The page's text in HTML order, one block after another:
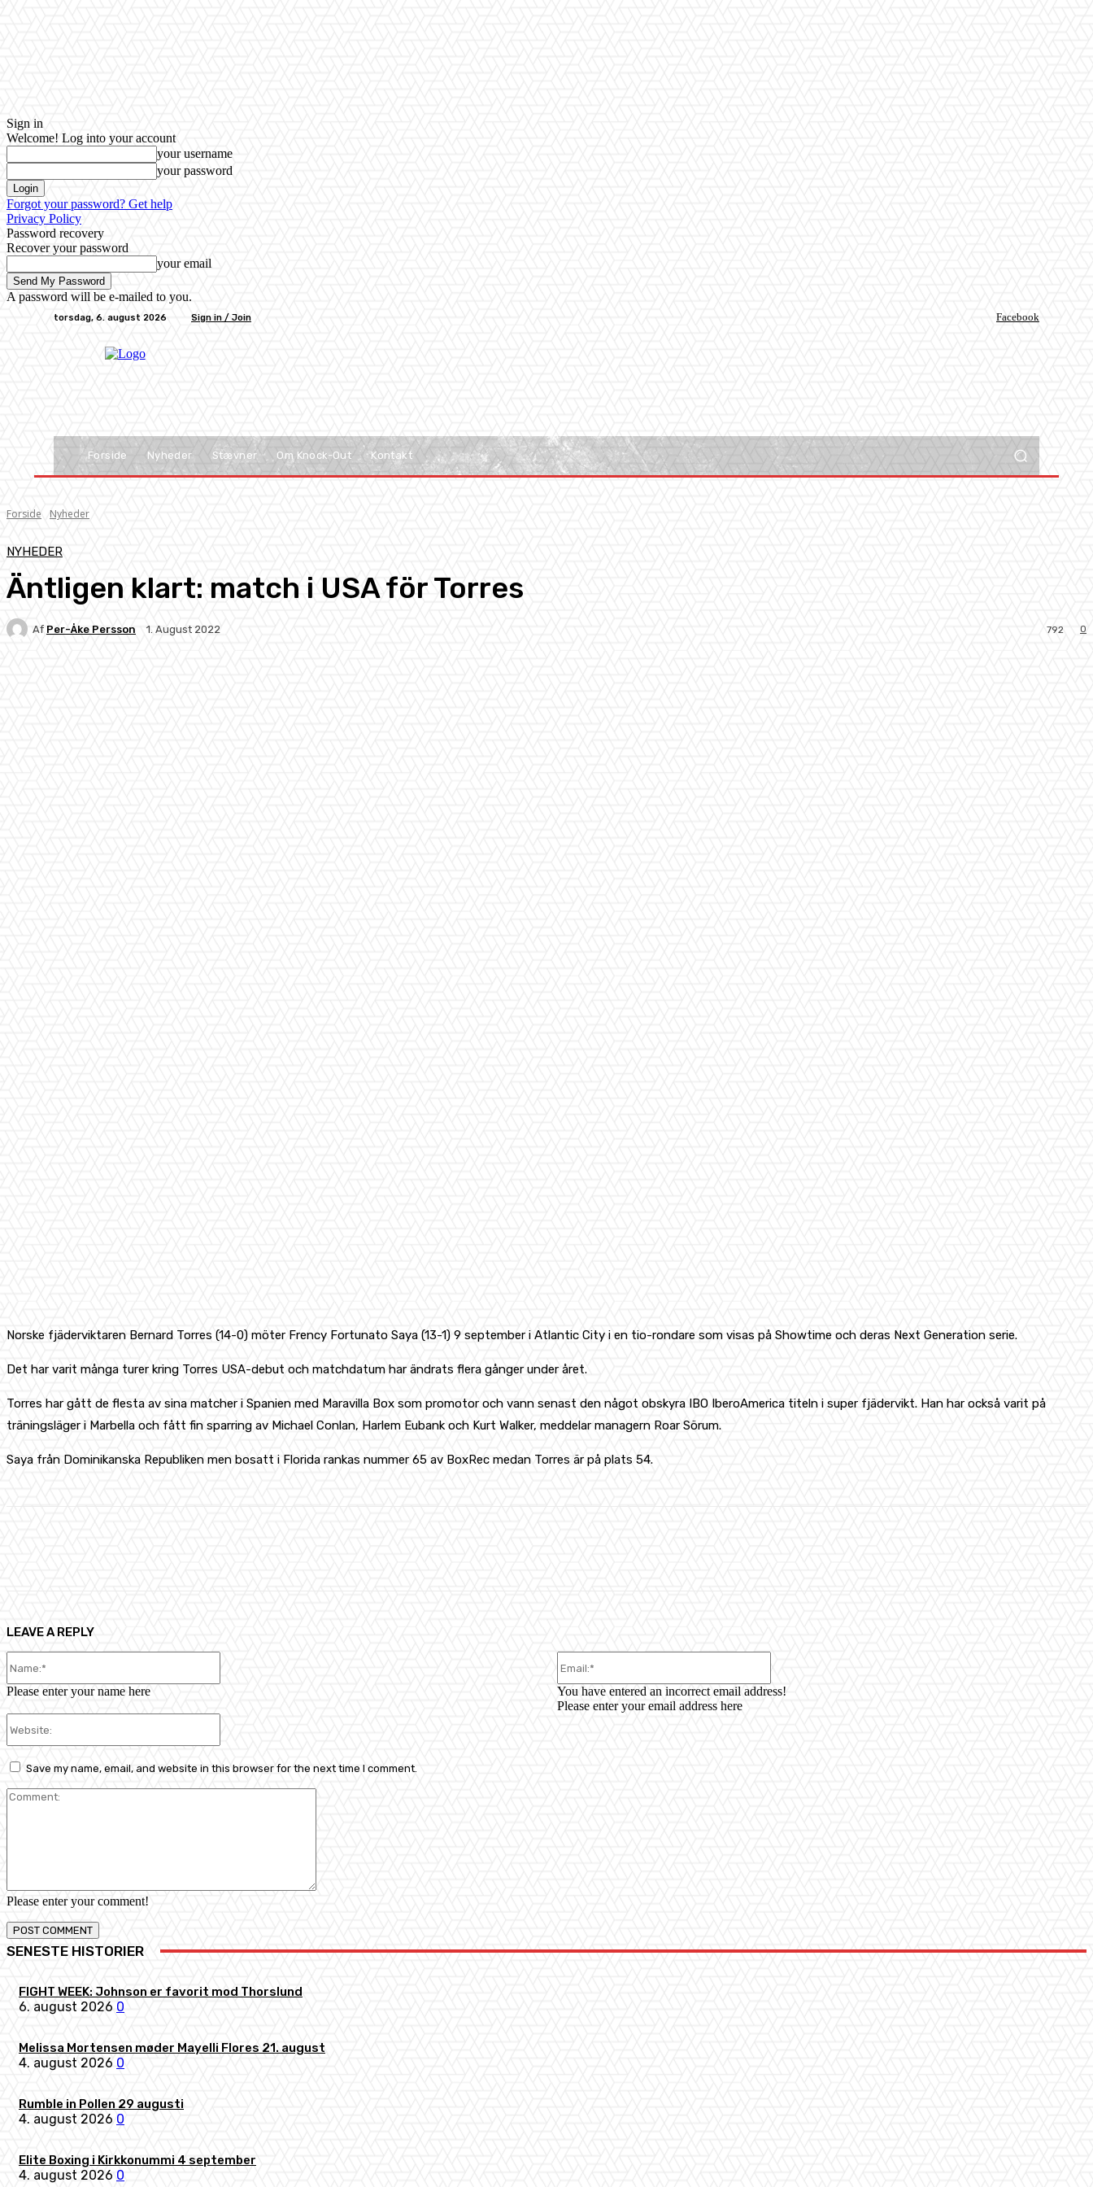
Sign in
Welcome! Log into your account
your username
your password
Forgot your password? Get help
Privacy Policy
Password recovery
Recover your password
your email
A password will be e-mailed to you.
torsdag, 6. august 2026 Sign in / Join Facebook
Forside Nyheder Stævner Om Knock-Out Kontakt
Forside Nyheder
NYHEDER
Äntligen klart: match i USA för Torres
Af Per-Åke Persson 1. August 2022 0
792
Norske fjäderviktaren Bernard Torres (14-0) möter Frency Fortunato Saya (13-1) 9 september i Atlantic City i en tio-rondare som visas på Showtime och deras Next Generation serie.
Det har varit många turer kring Torres USA-debut och matchdatum har ändrats flera gånger under året.
Torres har gått de flesta av sina matcher i Spanien med Maravilla Box som promotor och vann senast den något obskyra IBO IberoAmerica titeln i super fjädervikt. Han har också varit på
träningsläger i Marbella och fått fin sparring av Michael Conlan, Harlem Eubank och Kurt Walker, meddelar managern Roar Sörum.
Saya från Dominikanska Republiken men bosatt i Florida rankas nummer 65 av BoxRec medan Torres är på plats 54.
LEAVE A REPLY
Please enter your comment!
Please enter your name here
You have entered an incorrect email address!
Please enter your email address here
Save my name, email, and website in this browser for the next time I comment.
SENESTE HISTORIER
FIGHT WEEK: Johnson er favorit mod Thorslund
6. august 2026 0
Melissa Mortensen møder Mayelli Flores 21. august
4. august 2026 0
Rumble in Pollen 29 augusti
4. august 2026 0
Elite Boxing i Kirkkonummi 4 september
4. august 2026 0